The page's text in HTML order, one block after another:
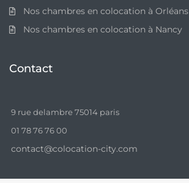
Nos chambres en colocation à Orléans
Nos chambres en colocation à Nancy
Contact
9 rue delambre 75014 paris
01 78 76 76 00
contact@colocation-city.com